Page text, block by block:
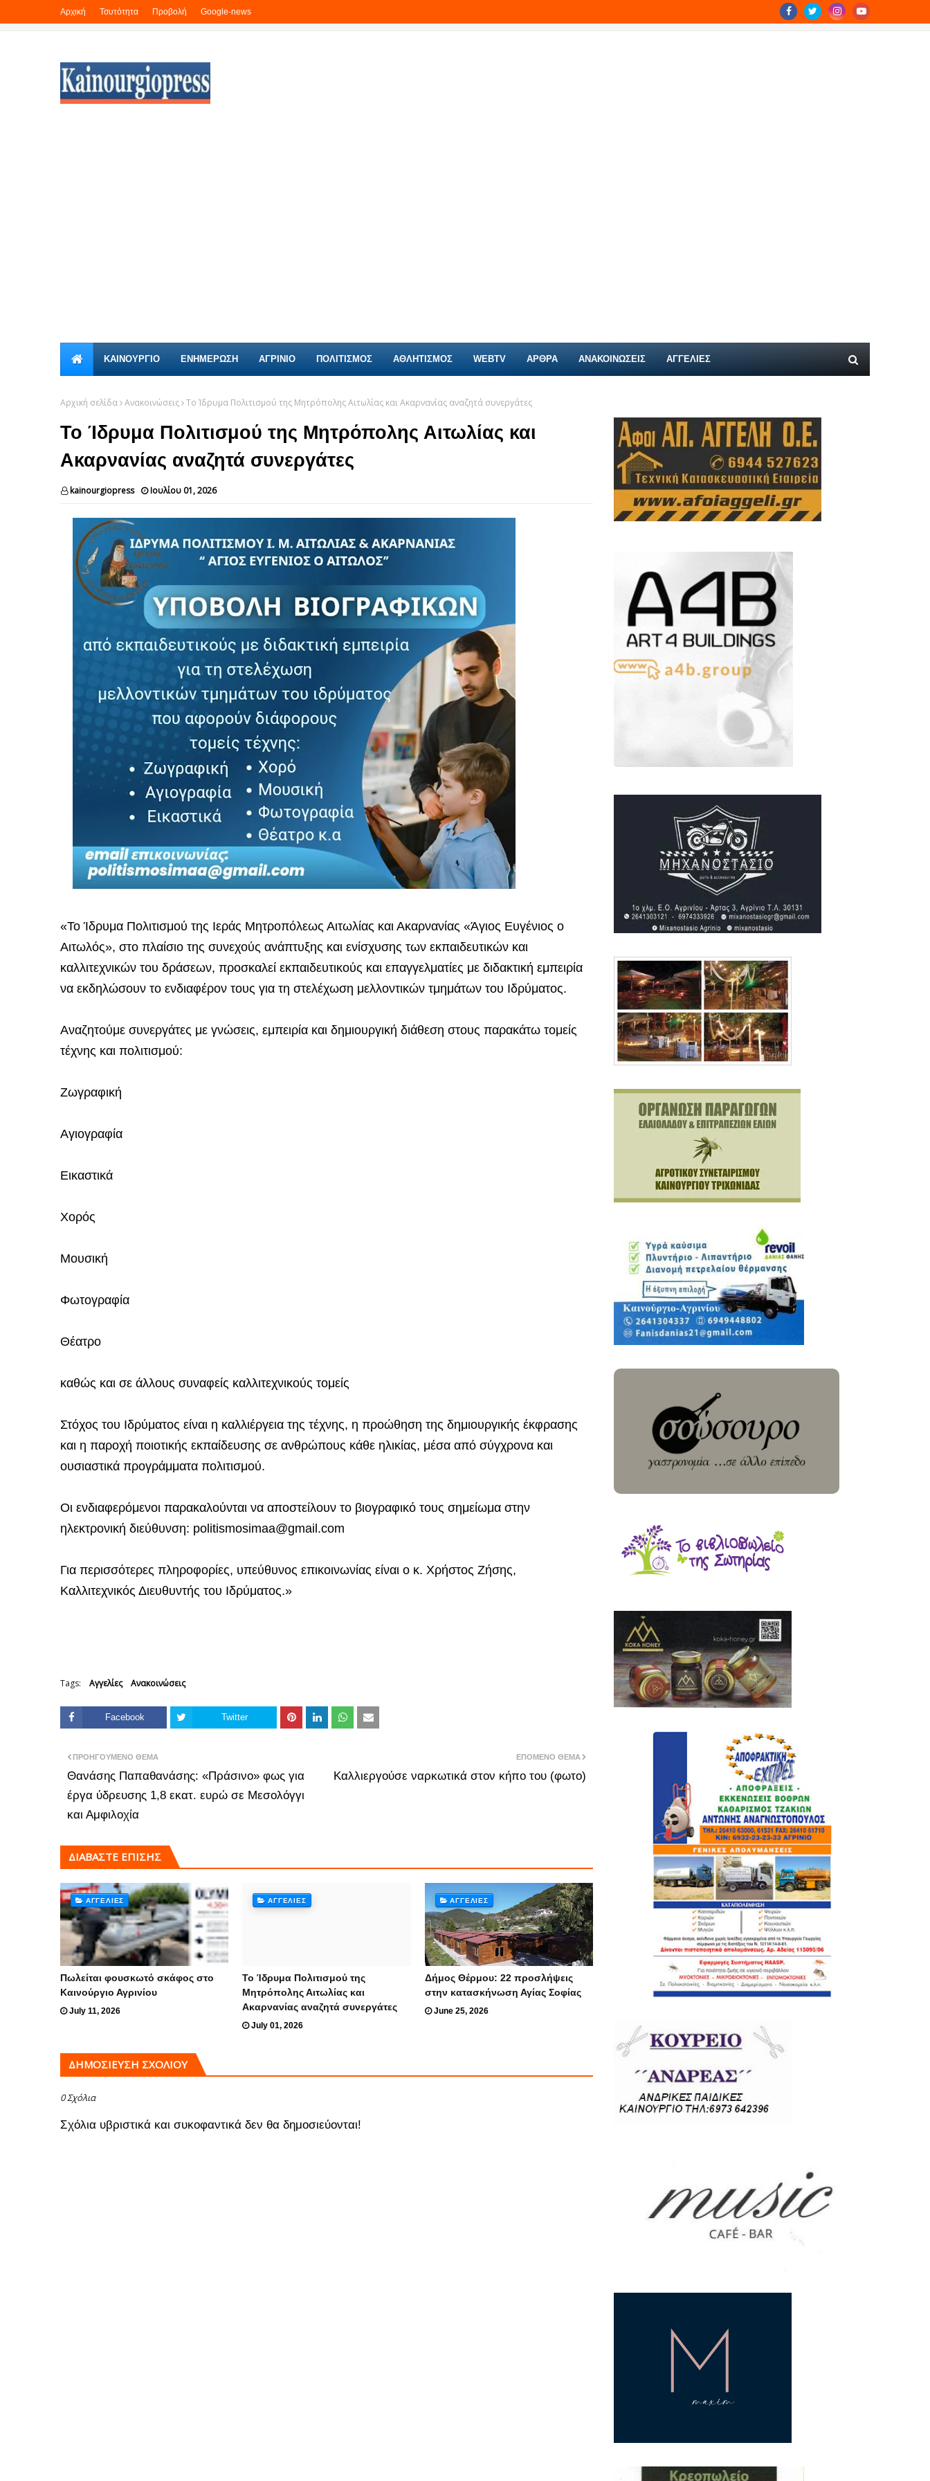
Αρχική Τσυτότητα Προβολή Google-news
ΚΑΙΝΟΎΡΓΙΟ ΕΝΗΜΕΡΩΣΗ ΑΓΡΙΝΙΟ ΠΟΛΙΤΙΣΜΟΣ ΑΘΛΗΤΙΣΜΟΣ WEBTV ΑΡΘΡΑ ΑΝΑΚΟΙΝΩΣΕΙΣ ΑΓΓΕΛΊΕΣ
Αρχική σελίδα Ανακοινώσεις To Ίδρυμα Πολιτισμού της Μητρόπολης Αιτωλίας και Ακαρνανίας αναζητά συνεργάτες
To Ίδρυμα Πολιτισμού της Μητρόπολης Αιτωλίας και
Ακαρνανίας αναζητά συνεργάτες
kainourgiopress Ιουλίου 01, 2026
«Το Ίδρυμα Πολιτισμού της Ιεράς Μητροπόλεως Αιτωλίας και Ακαρνανίας «Άγιος Ευγένιος ο
Αιτωλός», στο πλαίσιο της συνεχούς ανάπτυξης και ενίσχυσης των εκπαιδευτικών και
καλλιτεχνικών του δράσεων, προσκαλεί εκπαιδευτικούς και επαγγελματίες με διδακτική εμπειρία
να εκδηλώσουν το ενδιαφέρον τους για τη στελέχωση μελλοντικών τμημάτων του Ιδρύματος.
Αναζητούμε συνεργάτες με γνώσεις, εμπειρία και δημιουργική διάθεση στους παρακάτω τομείς
τέχνης και πολιτισμού:
Ζωγραφική
Αγιογραφία
Εικαστικά
Χορός
Μουσική
Φωτογραφία
Θέατρο
καθώς και σε άλλους συναφείς καλλιτεχνικούς τομείς
Στόχος του Ιδρύματος είναι η καλλιέργεια της τέχνης, η προώθηση της δημιουργικής έκφρασης
και η παροχή ποιοτικής εκπαίδευσης σε ανθρώπους κάθε ηλικίας, μέσα από σύγχρονα και
ουσιαστικά προγράμματα πολιτισμού.
Οι ενδιαφερόμενοι παρακαλούνται να αποστείλουν το βιογραφικό τους σημείωμα στην
ηλεκτρονική διεύθυνση: politismosimaa@gmail.com
Για περισσότερες πληροφορίες, υπεύθυνος επικοινωνίας είναι ο κ. Χρήστος Ζήσης,
Καλλιτεχνικός Διευθυντής του Ιδρύματος.»
Tags: Αγγελίες Ανακοινώσεις
Facebook Twitter
ΕΠΌΜΕΝΟ ΘΈΜΑ
Καλλιεργούσε ναρκωτικά στον κήπο του (φωτο)
ΠΡΟΗΓΟΎΜΕΝΟ ΘΈΜΑ
Θανάσης Παπαθανάσης: «Πράσινο» φως για
έργα ύδρευσης 1,8 εκατ. ευρώ σε Μεσολόγγι
και Αμφιλοχία
ΔΙΑΒΑΣΤΕ ΕΠΙΣΗΣ
ΑΓΓΕΛΊΕΣ
Πωλείται φουσκωτό σκάφος στο
Καινούργιο Αγρινίου
July 11, 2026
ΑΓΓΕΛΊΕΣ
To Ίδρυμα Πολιτισμού της
Μητρόπολης Αιτωλίας και
Ακαρνανίας αναζητά συνεργάτες
July 01, 2026
ΑΓΓΕΛΊΕΣ
Δήμος Θέρμου: 22 προσλήψεις
στην κατασκήνωση Αγίας Σοφίας
June 25, 2026
ΔΗΜΟΣΊΕΥΣΗ ΣΧΟΛΊΟΥ
0 Σχόλια
Σχόλια υβριστικά και συκοφαντικά δεν θα δημοσιεύονται!